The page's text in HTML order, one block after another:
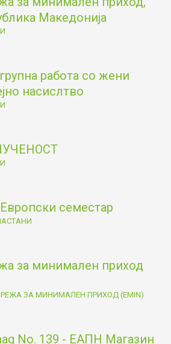
Македонија
работа со жени
насислтво
семестар
за минимален приход
ЗА МИНИМАЛЕН ПРИХОД (EMIN)
No. 139 - ЕАПН Магазин